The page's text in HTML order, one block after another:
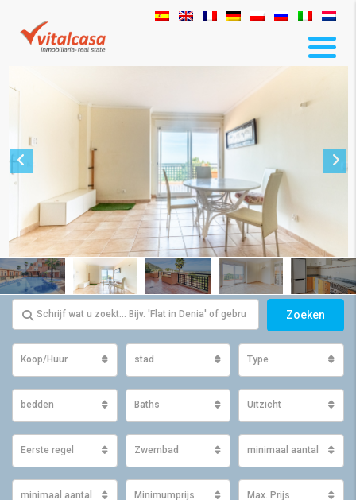
Zoeken
Koop/Huur stad Type
bedden Baths Uitzicht
Eerste regel Zwembad minimaal aantal m2
minimaal aantal m2 perceelMinimumprijs Max. Prijs